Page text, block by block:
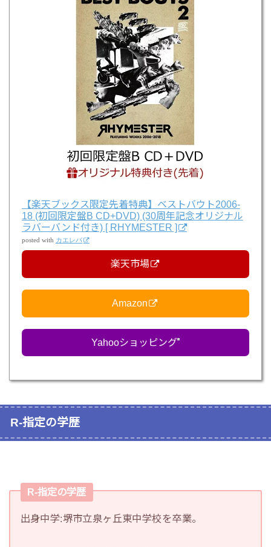
【楽天ブックス限定先着特典】ベストバウト2006-
18 (初回限定盤B CD+DVD) (30周年記念オリジナル
ラバーバンド付き) [ RHYMESTER ]
posted with カエレバ
楽天市場
Amazon
Yahooショッピング
R-指定の学歴
R-指定の学歴
出身中学:堺市立泉ヶ丘東中学校を卒業。